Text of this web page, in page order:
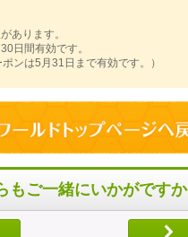
あります。
日間有効です。
ンは5月31日まで有効です。）
もご一緒にいかがですか